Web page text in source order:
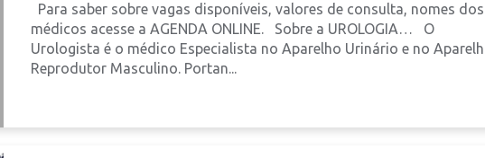
Para saber sobre vagas disponíveis, valores de consulta, nomes dos
médicos acesse a AGENDA ONLINE. Sobre a UROLOGIA… O
Urologista é o médico Especialista no Aparelho Urinário e no
Reprodutor Masculino. Portan...